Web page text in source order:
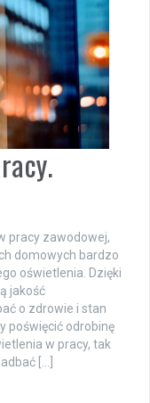
pracy zawodowej,
domowych bardzo
oświetlenia. Dzięki
jakość
o zdrowie i stan
poświęcić odrobinę
w pracy, tak
[…]